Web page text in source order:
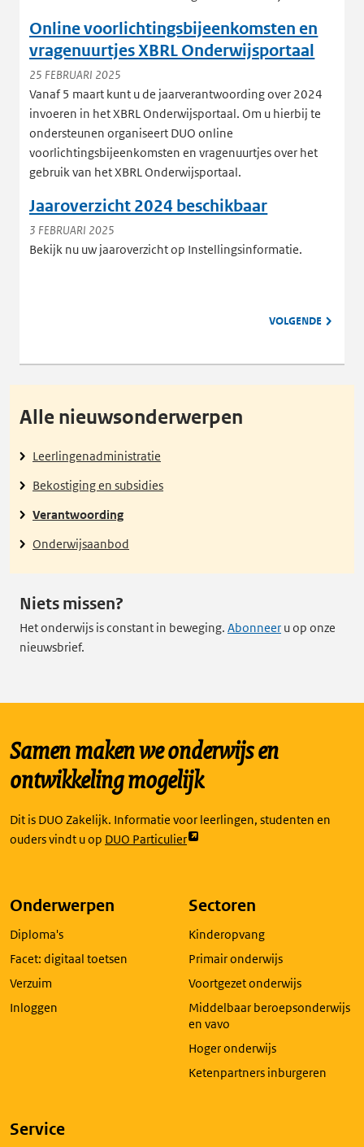
Online voorlichtingsbijeenkomsten en
vragenuurtjes XBRL Onderwijsportaal
25 FEBRUARI 2025
Vanaf 5 maart kunt u de jaarverantwoording over 2024
invoeren in het XBRL Onderwijsportaal. Om u hierbij te
ondersteunen organiseert DUO online
voorlichtingsbijeenkomsten en vragenuurtjes over het
gebruik van het XBRL Onderwijsportaal.
Jaaroverzicht 2024 beschikbaar
3 FEBRUARI 2025
Bekijk nu uw jaaroverzicht op Instellingsinformatie.
VOLGENDEPAGINA
Alle nieuwsonderwerpen
Leerlingenadministratie
Bekostiging en subsidies
Verantwoording
Onderwijsaanbod
Niets missen?
Het onderwijs is constant in beweging. Abonneer u op onze
nieuwsbrief.
Samen maken we onderwijs en
ontwikkeling mogelijk
Dit is DUO Zakelijk. Informatie voor leerlingen, studenten en
ouders vindt u op DUO Particulier
Link
in
nieuw
Onderwerpen
Diploma's
Facet: digitaal toetsen
Verzuim
Inloggen
Sectoren
Kinderopvang
Primair onderwijs
Voortgezet onderwijs
Middelbaar beroepsonderwijs
en vavo
Hoger onderwijs
Ketenpartners inburgeren
Service